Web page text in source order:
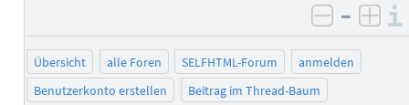
negativ
–
Übersicht alle Foren SELFHTML-Forum
anmelden
Benutzerkonto erstellen
Beitrag im Thread-Baum